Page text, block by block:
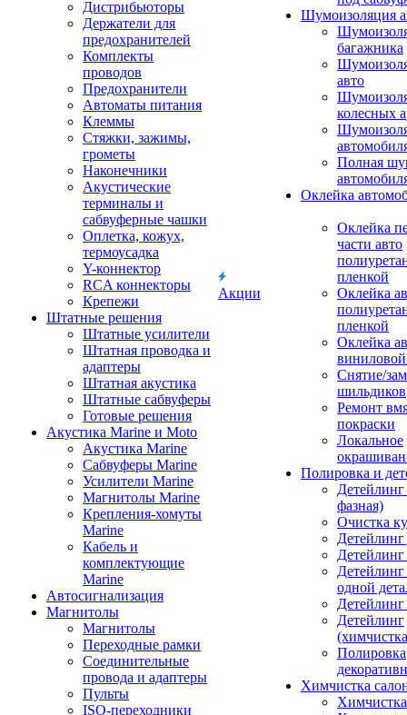
Дистрибьюторы
Держатели для
предохранителей
Комплекты
проводов
Предохранители
Автоматы питания
Клеммы
Стяжки, зажимы,
грометы
Наконечники
Акустические
терминалы и
сабвуферные чашки
Оплетка, кожух,
термоусадка
Y-коннектор
RCA коннекторы
Крепежи
Штатные решения
Штатные усилители
Штатная проводка и
адаптеры
Штатная акустика
Штатные сабвуферы
Готовые решения
Акустика Marine и Moto
Акустика Marine
Сабвуферы Marine
Усилители Marine
Магнитолы Marine
Крепления-хомуты
Marine
Кабель и
комплектующие
Marine
Автосигнализация
Магнитолы
Магнитолы
Переходные рамки
Соединительные
провода и адаптеры
Пульты
ISO-переходники
Акции
Шумоизоляция
багажника
авто
колесных
Полная
Оклейка
Оклейка
части авто
пленкой
Оклейка
пленкой
Оклейка
Снятие/
шильдиков
Ремонт
покраски
Локальное
Полировка и
фазная)
Очистка
Детейлинг
одной
Детейлинг
Полировка
Химчистка